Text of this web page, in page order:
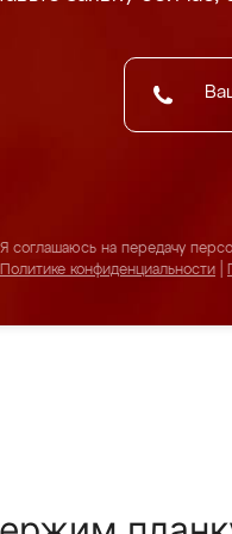
Я соглашаюсь на передачу
Политике конфиденциальности